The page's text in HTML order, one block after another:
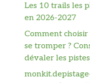
Les 10 trails les
en 2026-2027
Comment choisir
se tromper ?
dévaler les